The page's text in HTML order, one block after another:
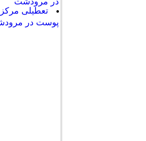
تعطیلی مرکز
پوست در